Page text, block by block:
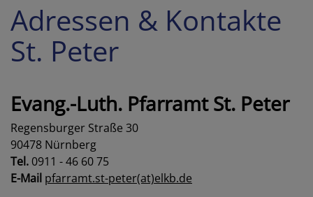
Adressen & Kontakte
St. Peter
Evang.-Luth. Pfarramt St. Peter
Regensburger Straße 30
90478 Nürnberg
Tel. 0911 - 46 60 75
E-Mail pfarramt.st-peter(at)elkb.de